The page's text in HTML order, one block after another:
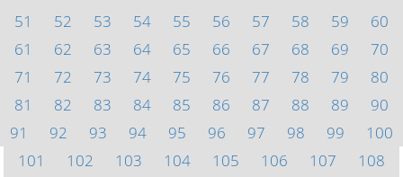
51
52 53 54 55 56 57 58 59
60
61
62 63 64 65 66 67 68 69
70
71
72 73 74 75 76 77 78 79
80
81
82 83 84 85 86 87 88 89
90
91
92 93 94 95 96 97 98 99
100
101
102 103 104 105 106 107
108